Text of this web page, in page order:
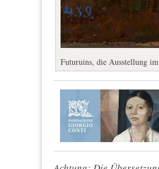
Futuruins, die Ausstellung